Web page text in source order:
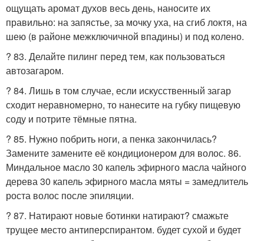
ощущать аромат духов весь день, наносите их
правильно: на запястье, за мочку уха, на сгиб локтя, на
шею (в районе межключичной впадины) и под колено.
? 83. Делайте пилинг перед тем, как пользоваться
автозагаром.
? 84. Лишь в том случае, если искусственный загар
сходит неравномерно, то нанесите на губку пищевую
соду и потрите тёмные пятна.
? 85. Нужно побрить ноги, а пенка закончилась?
Замените замените её кондиционером для волос. 86.
Миндальное масло 30 капель эфирного масла чайного
дерева 30 капель эфирного масла мяты = замедлитель
роста волос после эпиляции.
? 87. Натирают новые ботинки натирают? смажьте
трущее место антиперспирантом. будет сухой и будет